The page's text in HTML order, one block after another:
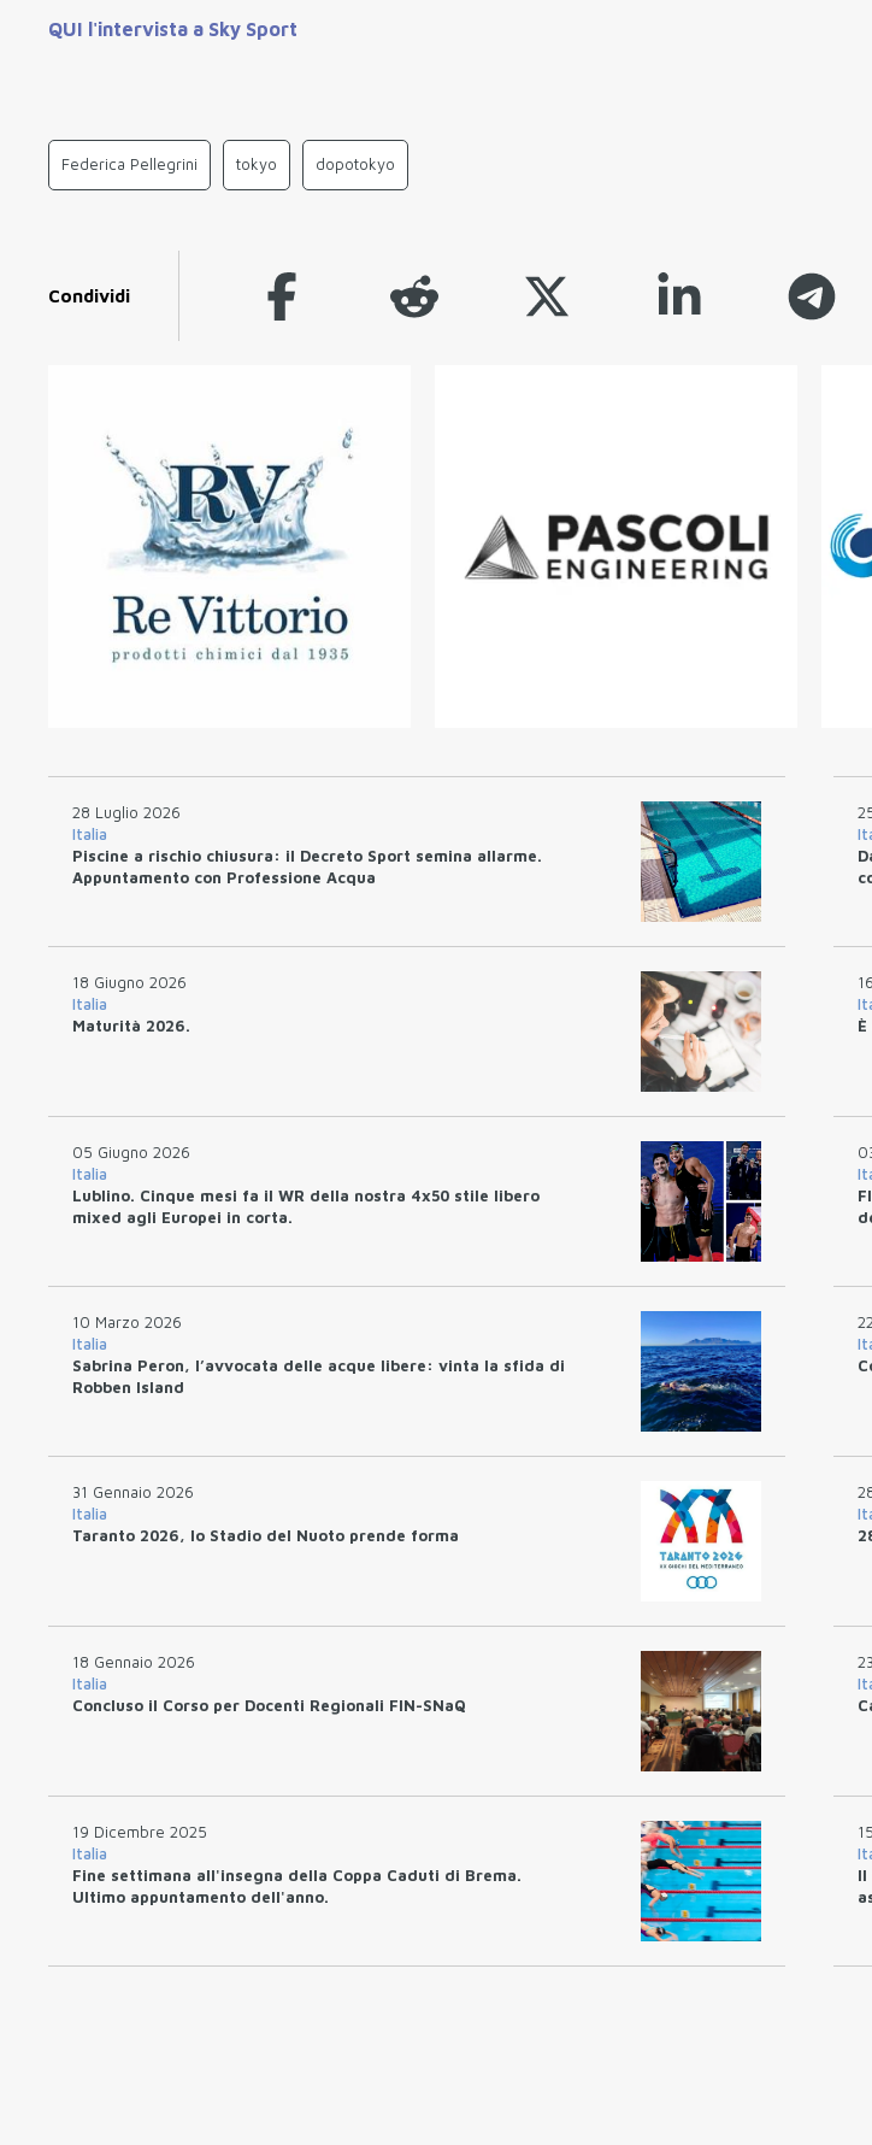
QUI l'intervista a Sky Sport
Federica Pellegrini tokyo dopotokyo
Condividi
28 Luglio 2026
Italia
Piscine a rischio chiusura: il Decreto Sport semina allarme.
Appuntamento con Professione Acqua
18 Giugno 2026
Italia
Maturità 2026.
05 Giugno 2026
Italia
Lublino. Cinque mesi fa il WR della nostra 4x50 stile libero
mixed agli Europei in corta.
10 Marzo 2026
Italia
Sabrina Peron, l’avvocata delle acque libere: vinta la sfida di
Robben Island
31 Gennaio 2026
Italia
Taranto 2026, lo Stadio del Nuoto prende forma
18 Gennaio 2026
Italia
Concluso il Corso per Docenti Regionali FIN-SNaQ
19 Dicembre 2025
Italia
Fine settimana all'insegna della Coppa Caduti di Brema.
Ultimo appuntamento dell'anno.
Il